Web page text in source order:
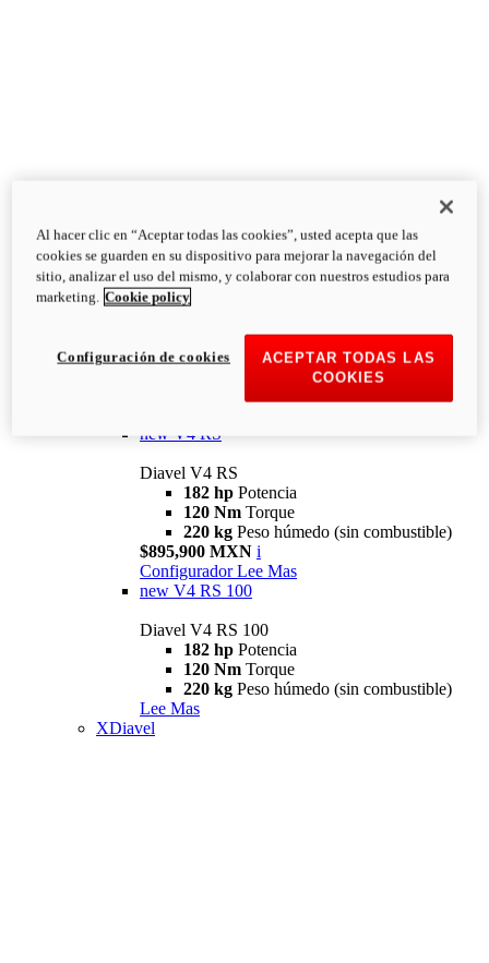
Diavel
V4
Diavel V4
126 NmTorque
223 kg
PESO HÚMEDO SIN
new V4 RS
Diavel V4 RS
182 hp Potencia
120 Nm Torque
220 kg Peso húmedo (sin combustible)
$895,900 MXN i
Configurador Lee Mas
new V4 RS 100
Diavel V4 RS 100
182 hp Potencia
120 Nm Torque
220 kg Peso húmedo (sin combustible)
Lee Mas
XDiavel
Al hacer clic en “Aceptar todas las cookies”, usted acepta que las
cookies se guarden en su dispositivo para mejorar la navegación del
sitio, analizar el uso del mismo, y colaborar con nuestros estudios para
marketing. Cookie policy
ACEPTAR TODAS LAS
COOKIES
Configuración de cookies